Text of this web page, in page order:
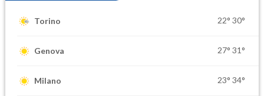
Torino 22° 30°
Genova 27° 31°
Milano 23° 34°